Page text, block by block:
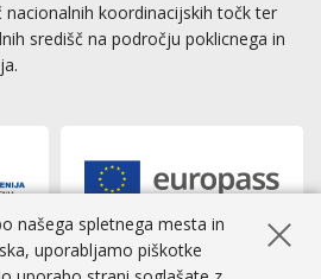
nacionalnih koordinacijskih točk ter
središč na področju poklicnega in
Skrij
našega spletnega mesta in
uporabljamo piškotke